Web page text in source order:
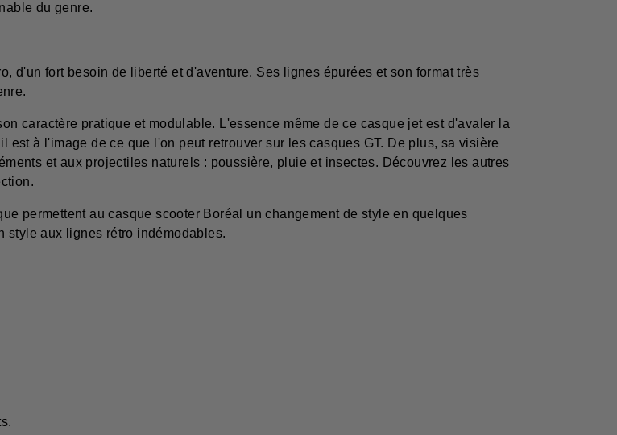
du genre.
d'un fort besoin de liberté et d'aventure. Ses lignes épurées et son format très
caractère pratique et modulable. L'essence même de ce casque jet est d'avaler la
à l'image de ce que l'on peut retrouver sur les casques GT. De plus, sa visière
et aux projectiles naturels : poussière, pluie et insectes. Découvrez les autres
permettent au casque scooter Boréal un changement de style en quelques
style aux lignes rétro indémodables.